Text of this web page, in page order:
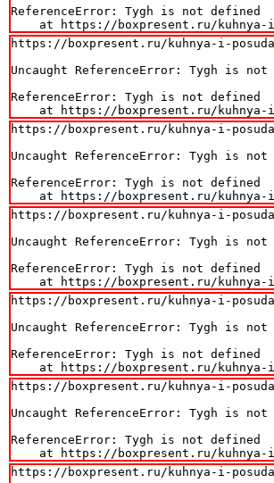
ReferenceError: Tygh is not defined
at https://boxpresent.ru/
https://boxpresent.ru/kuhnya-i-
Uncaught ReferenceError: Tygh is not
ReferenceError: Tygh is not defined
at https://boxpresent.ru/
https://boxpresent.ru/kuhnya-i-
Uncaught ReferenceError: Tygh is not
ReferenceError: Tygh is not defined
at https://boxpresent.ru/
https://boxpresent.ru/kuhnya-i-
Uncaught ReferenceError: Tygh is not
ReferenceError: Tygh is not defined
at https://boxpresent.ru/
https://boxpresent.ru/kuhnya-i-
Uncaught ReferenceError: Tygh is not
ReferenceError: Tygh is not defined
at https://boxpresent.ru/
https://boxpresent.ru/kuhnya-i-
Uncaught ReferenceError: Tygh is not
ReferenceError: Tygh is not defined
at https://boxpresent.ru/
https://boxpresent.ru/kuhnya-i-